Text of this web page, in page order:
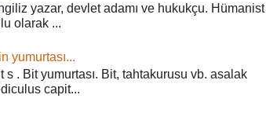
yazar, devlet adamı ve hukukçu. Hümanist
olarak ...
yumurtası...
. Bit yumurtası. Bit, tahtakurusu vb. asalak
capit...